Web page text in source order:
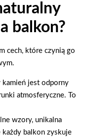
balkon?
cech, które czynią go
jest odporny
atmosferyczne. To
wzory, unikalna
każdy balkon zyskuje